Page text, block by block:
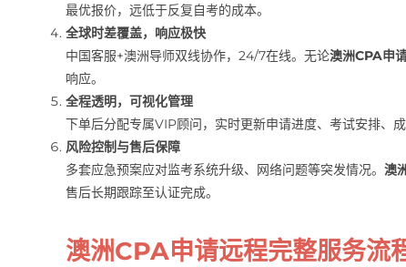
最优报价，远低于反复自考的成本。
全球时差覆盖，响应极快
中国客服+澳洲导师双线协作，24/7在线。无论澳洲CPA申
响应。
全程透明，可视化管理
下单后分配专属VIP顾问，实时更新申请进度、考试安排、
风险控制与售后保障
多套应急预案应对监考系统升级、网络问题等突发情况。 澳
售后长期跟踪至认证完成。
澳洲CPA申请远程完整服务流